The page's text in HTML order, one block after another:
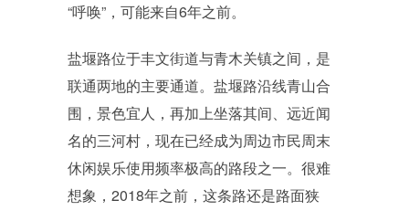
“呼唤”，可能来自6年之前。
盐堰路位于丰文街道与青木关镇之间，是
联通两地的主要通道。盐堰路沿线青山合
围，景色宜人，再加上坐落其间、远近闻
名的三河村，现在已经成为周边市民周末
休闲娱乐使用频率极高的路段之一。很难
想象，2018年之前，这条路还是路面狭